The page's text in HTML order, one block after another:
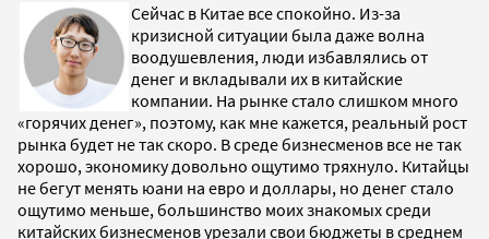
Сейчас в Китае все спокойно. Из-за
кризисной ситуации была даже волна
воодушевления, люди избавлялись от
денег и вкладывали их в китайские
компании. На рынке стало слишком много
«горячих денег», поэтому, как мне кажется, реальный рост
рынка будет не так скоро. В среде бизнесменов все не так
хорошо, экономику довольно ощутимо тряхнуло. Китайцы
не бегут менять юани на евро и доллары, но денег стало
ощутимо меньше, большинство моих знакомых среди
китайских бизнесменов урезали свои бюджеты в среднем